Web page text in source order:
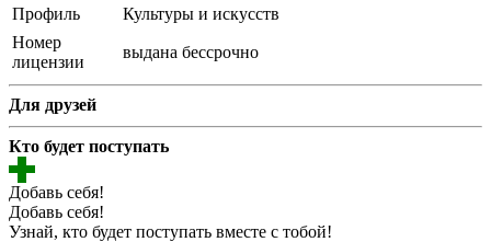
Профиль
Культуры и искусств
Номер
лицензии
выдана бессрочно
Для друзей
Кто будет поступать
Добавь себя!
Добавь себя!
Узнай, кто будет поступать вместе с тобой!